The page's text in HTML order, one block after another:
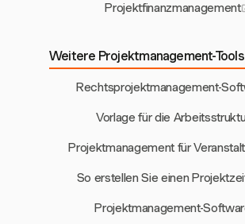
Projektfinanzmanagement
Weitere Projektmanagement-
Rechtsprojektmanagement-
Vorlage für die
Projektmanagement für
So erstellen Sie einen
Projektmanagement-